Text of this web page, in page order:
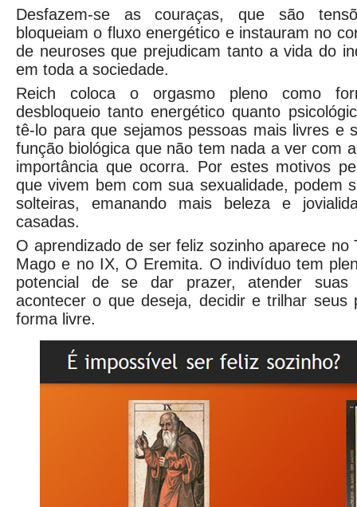
Desfazem-se as couraças, que são
bloqueiam o fluxo energético e instauram no
de neuroses que prejudicam tanto a vida do
em toda a sociedade.
Reich coloca o orgasmo pleno como
desbloqueio tanto energético quanto
tê-lo para que sejamos pessoas mais livres e
função biológica que não tem nada a ver com
importância que ocorra. Por estes motivos
que vivem bem com sua sexualidade, podem
solteiras, emanando mais beleza e
casadas.
O aprendizado de ser feliz sozinho aparece no
Mago e no IX, O Eremita. O indivíduo tem
potencial de se dar prazer, atender suas
acontecer o que deseja, decidir e trilhar seus
forma livre.